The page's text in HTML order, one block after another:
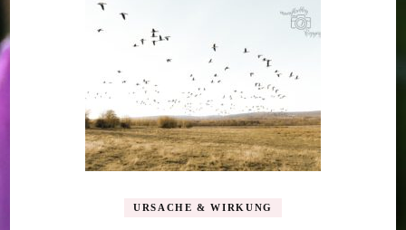
URSACHE & WIRKUNG